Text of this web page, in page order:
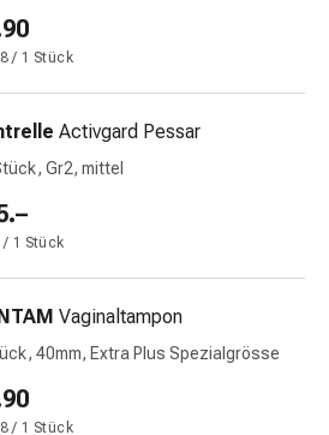
/ 1 Stück
Activgard Pessar
Gr2, mittel
/ 1 Stück
Vaginaltampon
40mm, Extra Plus Spezialgrösse
/ 1 Stück